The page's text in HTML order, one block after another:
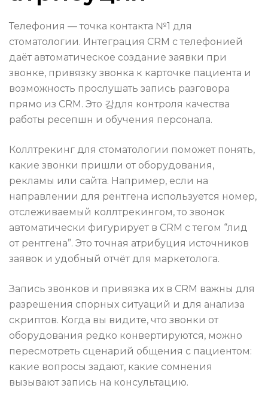
Телефония — точка контакта №1 для
стоматологии. Интеграция CRM с телефонией
даёт автоматическое создание заявки при
звонке, привязку звонка к карточке пациента и
возможность прослушать запись разговора
прямо из CRM. Это 강для контроля качества
работы ресепшн и обучения персонала.
Коллтрекинг для стоматологии поможет понять,
какие звонки пришли от оборудования,
рекламы или сайта. Например, если на
направлении для рентгена используется номер,
отслеживаемый коллтрекингом, то звонок
автоматически фигурирует в CRM с тегом “лид
от рентгена”. Это точная атрибуция источников
заявок и удобный отчёт для маркетолога.
Запись звонков и привязка их в CRM важны для
разрешения спорных ситуаций и для анализа
скриптов. Когда вы видите, что звонки от
оборудования редко конвертируются, можно
пересмотреть сценарий общения с пациентом:
какие вопросы задают, какие сомнения
вызывают запись на консультацию.